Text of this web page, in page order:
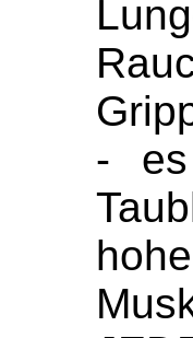
- es